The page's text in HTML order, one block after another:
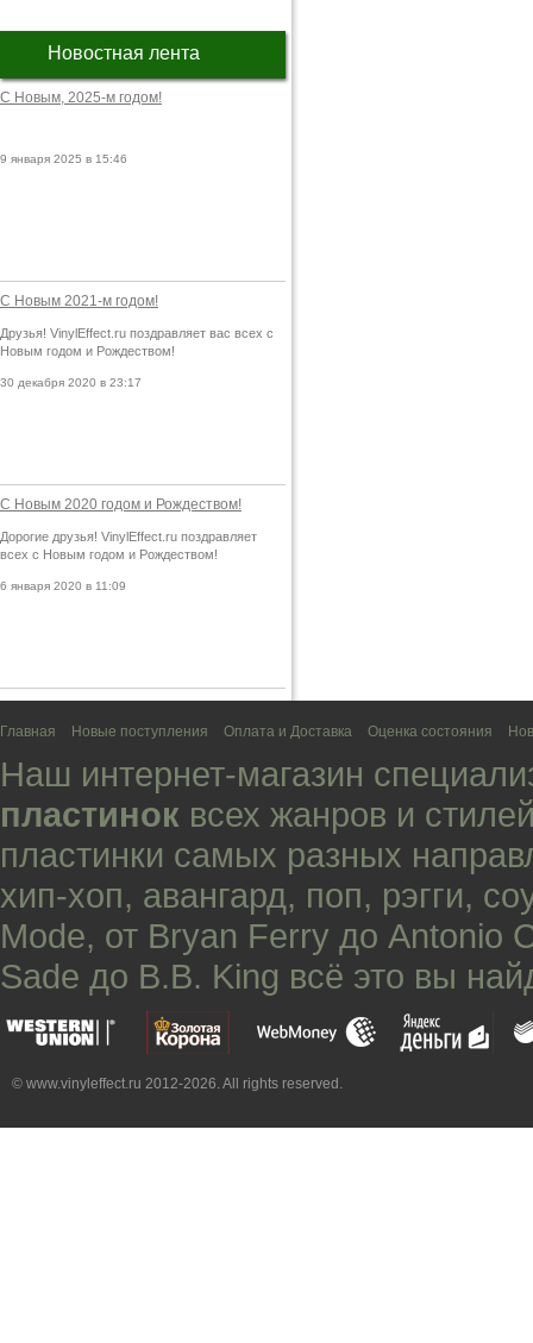
Новостная лента
С Новым, 2025-м годом!
9 января 2025 в 15:46
С Новым 2021-м годом!
Друзья! VinylEffect.ru поздравляет вас всех с
Новым годом и Рождеством!
30 декабря 2020 в 23:17
С Новым 2020 годом и Рождеством!
Дорогие друзья! VinylEffect.ru поздравляет
всех с Новым годом и Рождеством!
6 января 2020 в 11:09
Главная Новые поступления Оплата и Доставка Оценка состояния
Наш интернет-магазин
пластинок всех жанров и
пластинки самых разных
хип-хоп, авангард, поп, рэгги,
Mode, от Bryan Ferry до Antonio
Sade до B.B. King всё это вы
© www.vinyleffect.ru 2012-2026. All rights reserved.